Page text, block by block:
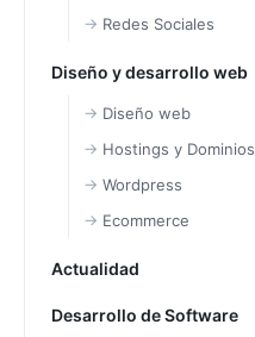
Redes Sociales
Diseño y desarrollo web
Diseño web
Hostings y Dominios
Wordpress
Ecommerce
Actualidad
Desarrollo de Software